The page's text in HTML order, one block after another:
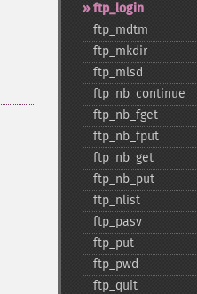
ftp_​login
ftp_​mdtm
ftp_​mkdir
ftp_​mlsd
ftp_​nb_​continue
ftp_​nb_​fget
ftp_​nb_​fput
ftp_​nb_​get
ftp_​nb_​put
ftp_​nlist
ftp_​pasv
ftp_​put
ftp_​pwd
ftp_​quit